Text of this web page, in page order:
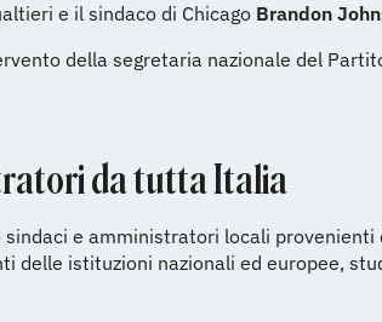
e il sindaco di Chicago Brandon
della segretaria nazionale del
da tutta Italia
sindaci e amministratori locali
delle istituzioni nazionali ed europee,